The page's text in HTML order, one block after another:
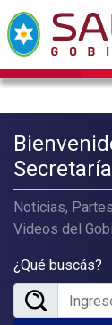
Noticias,
Videos del
¿Qué buscás?